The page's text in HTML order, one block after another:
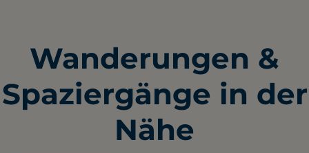
Wanderungen &
Spaziergänge in der
Nähe